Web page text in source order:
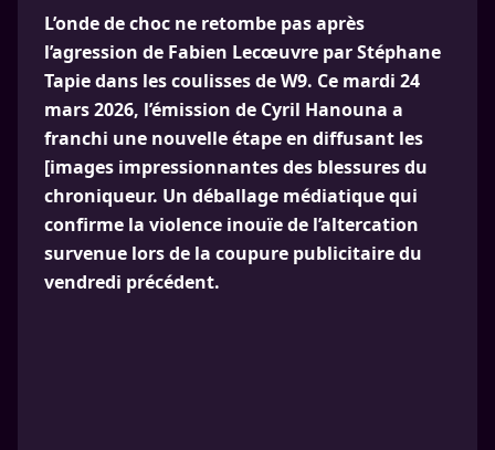
L’onde de choc ne retombe pas après
l’agression de Fabien Lecœuvre par Stéphane
Tapie dans les coulisses de W9. Ce mardi 24
mars 2026, l’émission de Cyril Hanouna a
franchi une nouvelle étape en diffusant les
[images impressionnantes des blessures du
chroniqueur. Un déballage médiatique qui
confirme la violence inouïe de l’altercation
survenue lors de la coupure publicitaire du
vendredi précédent.